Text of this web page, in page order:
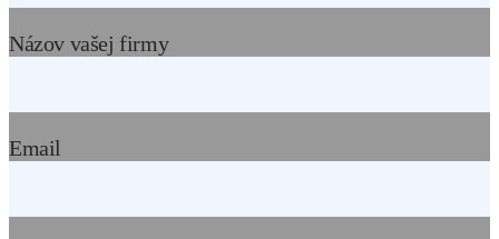
Názov vašej firmy
Email